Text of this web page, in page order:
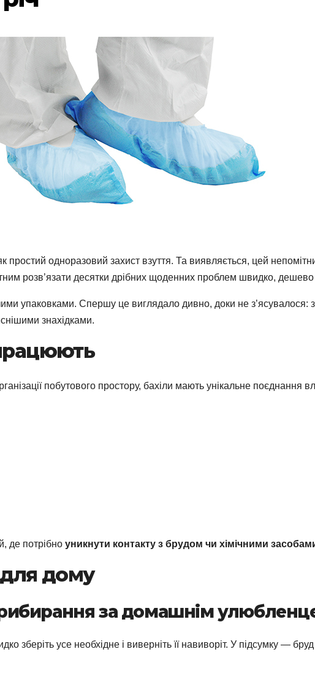
одноразовий захист взуття. Та виявляється, цей
розв’язати десятки дрібних щоденних проблем швидко, дешево
упаковками. Спершу це виглядало дивно, доки не з’ясувалося:
знахідками.
побутового простору, бахіли мають унікальне поєднання
де потрібно уникнути контакту з брудом чи хімічними
дому
за домашнім
зберіть усе необхідне і виверніть її навиворіт. У підсумку —